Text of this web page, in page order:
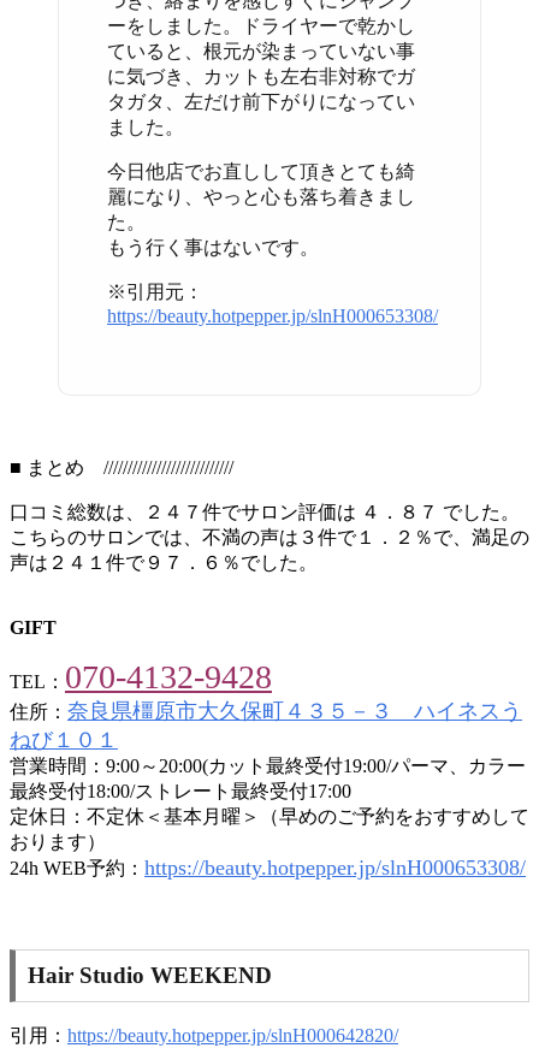
ーをしました。ドライヤーで乾かし
ていると、根元が染まっていない事
に気づき、カットも左右非対称でガ
タガタ、左だけ前下がりになってい
ました。
今日他店でお直しして頂きとても綺
麗になり、やっと心も落ち着きまし
た。
もう行く事はないです。
※引用元：
https://beauty.hotpepper.jp/slnH000653308/
■ まとめ ///////////////////////////
口コミ総数は、２４７件でサロン評価は ４．８７ でした。
こちらのサロンでは、不満の声は３件で１．２％で、満足の
声は２４１件で９７．６％でした。
GIFT
TEL： 070-4132-9428
住所： 奈良県橿原市大久保町４３５－３ ハイネスう
ねび１０１
営業時間：9:00～20:00(カット最終受付19:00/パーマ、カラー
最終受付18:00/ストレート最終受付17:00
定休日：不定休＜基本月曜＞（早めのご予約をおすすめして
おります）
24h WEB予約： https://beauty.hotpepper.jp/slnH000653308/
Hair Studio WEEKEND
引用： https://beauty.hotpepper.jp/slnH000642820/